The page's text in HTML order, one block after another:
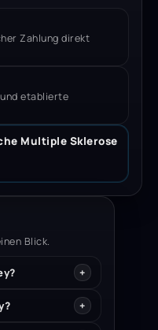
Zahlung direkt
etablierte
Multiple Sklerose
Blick.